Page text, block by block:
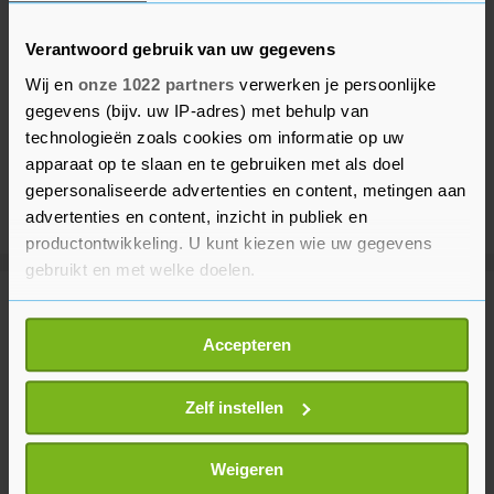
Verantwoord gebruik van uw gegevens
Wij en onze 1022 partners verwerken je persoonlijke
gegevens (bijv. uw IP-adres) met behulp van
technologieën zoals cookies om informatie op uw
apparaat op te slaan en te gebruiken met als doel
gepersonaliseerde advertenties en content, metingen aan
advertenties en content, inzicht in publiek en
productontwikkeling. U kunt kiezen wie uw gegevens
gebruikt en met welke doelen.
Als u het toestaat, willen we ook graag:
Informatie verzamelen over uw geografische
locatie, die tot een paar meter nauwkeurig kan zijn
Uw apparaat identificeren door het actief te
scannen op specifieke eigenschappen (fingerprinting)
Lees meer over hoe uw persoonlijke gegevens worden
verwerkt en stel uw voorkeuren in het
Accepteren
Zelf instellen
Weigeren
Meer uit Sport
Tennisser Van de Zandschulp wint
na stunt weer in Montréal
4 uur geleden